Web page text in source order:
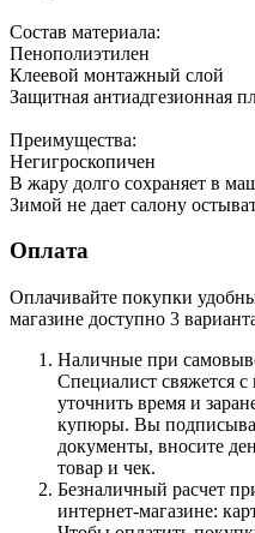
Состав материала:
Пенополиэтилен
Клеевой монтажный слой
Защитная антиадгезионная
Преимущества:
Негигроскопичен
В жару долго сохраняет в
Зимой не дает салону
Оплата
Оплачивайте покупки
магазине доступно 3
Наличные при
Специалист свяжется
уточнить время и
купюры. Вы
документы, вносите
товар и чек.
Безналичный расчет
интернет-магазине: